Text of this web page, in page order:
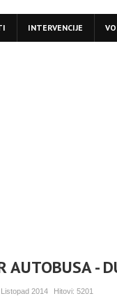
INTERVENCIJE
AUTOBUSA -
Listopad 2014 Hitovi: 5201